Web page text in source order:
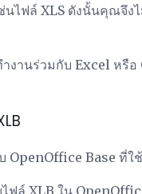
ไฟล์ XLS ดังนั้นคุณจึง
งานร่วมกับ Excel หรื
OpenOffice Base ที่ใ
ฟล์ XLB ใน